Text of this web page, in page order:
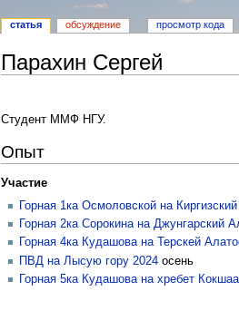
Парахин Сергей
к
навигации
к
поиску
Студент ММФ НГУ.
Опыт
Участие
Горная 1ка Осмоловской на
Горная 2ка Сорокина на Джунгарский
Горная 4ка Кудашова на Терскей
ПВД на Лысую гору 2024осень
Горная 5ка Кудашова на хребет
статья обсуждение просмотр кода